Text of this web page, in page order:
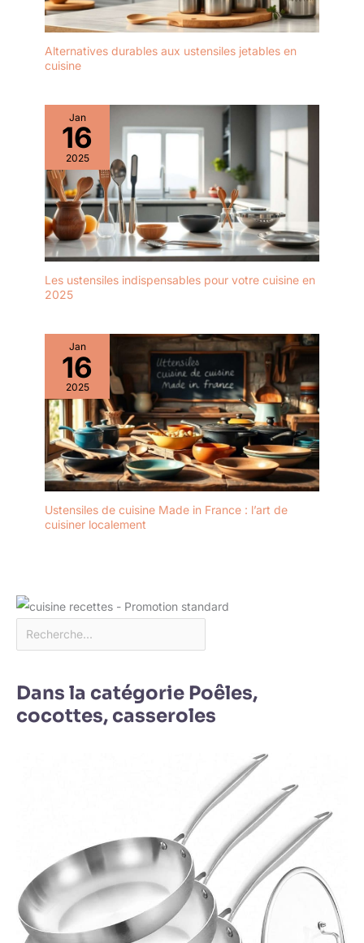
Alternatives durables aux ustensiles jetables en
cuisine
Jan
16
2025
Les ustensiles indispensables pour votre cuisine en
2025
Jan
16
2025
Ustensiles de cuisine Made in France : l’art de
cuisiner localement
Dans la catégorie Poêles,
cocottes, casseroles